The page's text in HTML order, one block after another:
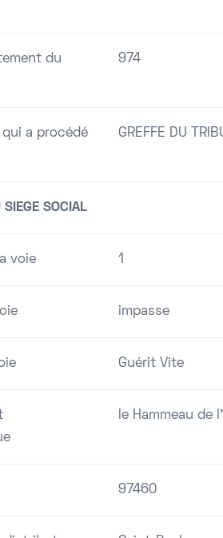
du
974
qui a procédé
GREFFE DU
SIEGE SOCIAL
voie 1
impasse
Guérit Vite
le Hammeau de
97460